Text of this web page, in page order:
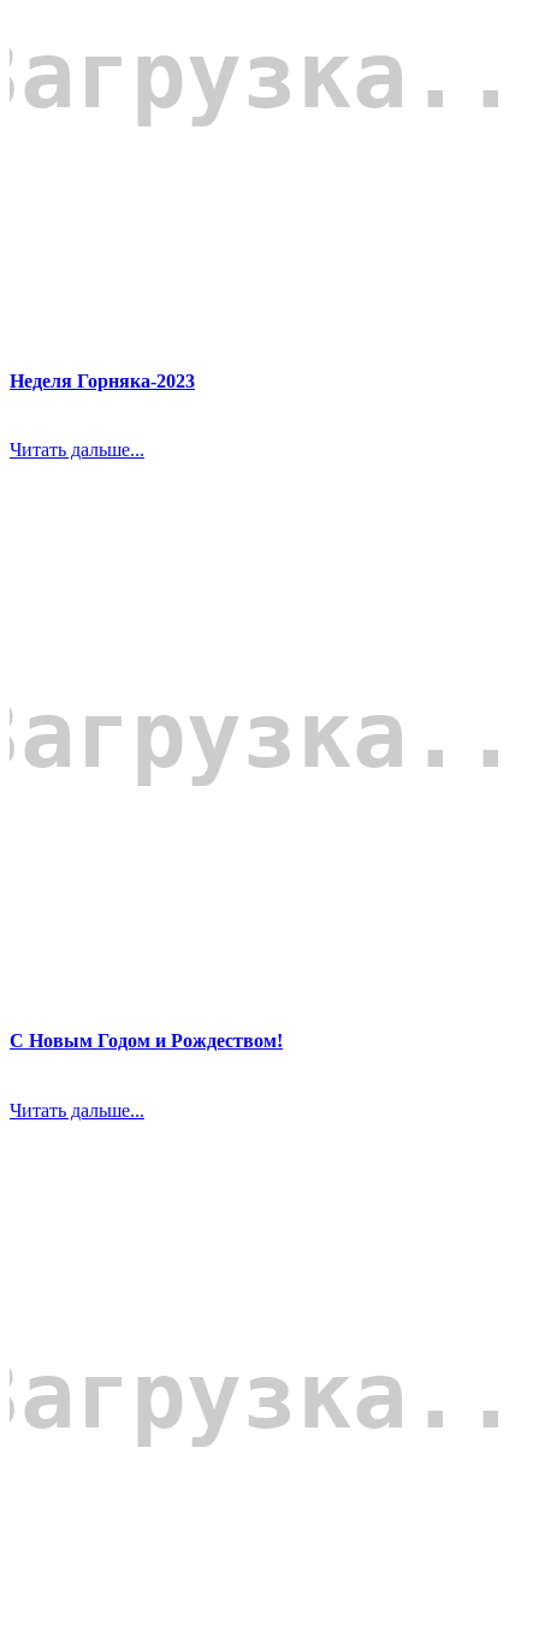
Неделя Горняка-2023
Читать дальше...
С Новым Годом и Рождеством!
Читать дальше...